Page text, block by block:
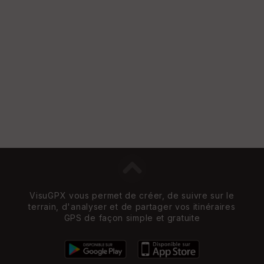
VisuGPX vous permet de créer, de suivre sur le
terrain, d'analyser et de partager vos itinéraires
GPS de façon simple et gratuite